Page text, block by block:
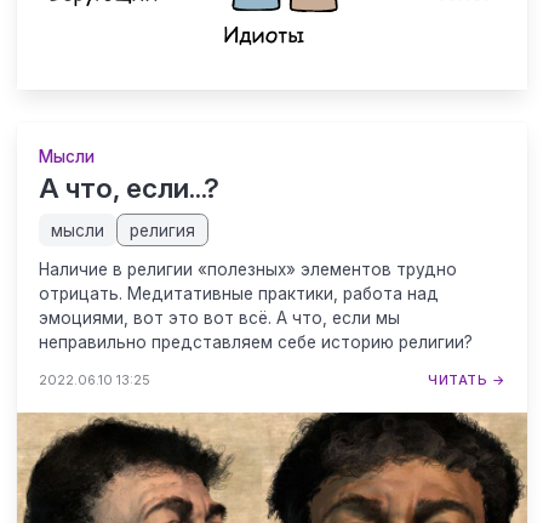
Мысли
А что, если...?
мысли религия
Наличие в религии «полезных» элементов трудно
отрицать. Медитативные практики, работа над
эмоциями, вот это вот всё. А что, если мы
неправильно представляем себе историю религии?
2022.06.10 13:25 ЧИТАТЬ →